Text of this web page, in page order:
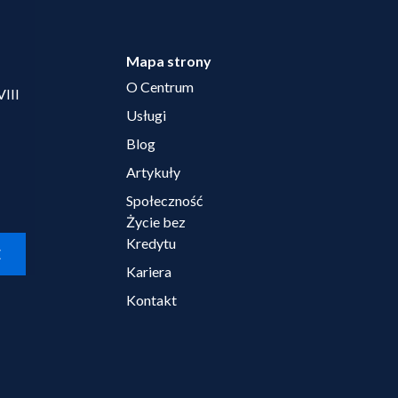
Mapa strony
O Centrum
Usługi
Blog
Artykuły
Społeczność
Życie bez
Kredytu
Kariera
Kontakt